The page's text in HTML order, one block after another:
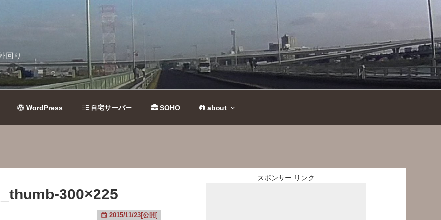
回り
WordPress 自宅サーバー SOHO about
300×225
2015/11/23[公開]
スポンサー リンク